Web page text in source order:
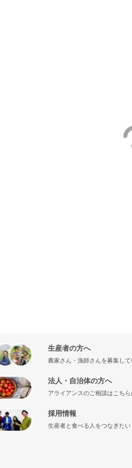
生産者の方へ
農家さん・漁師さんを募集して
法人・自治体の方へ
アライアンスのご相談はこちら
採用情報
生産者と食べる人をつなぎたい